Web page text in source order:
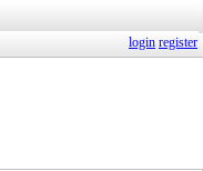
login register